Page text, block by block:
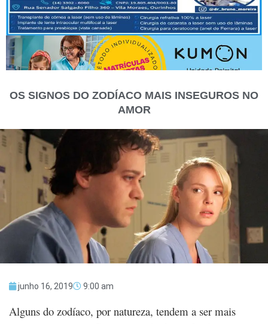
OS SIGNOS DO ZODÍACO MAIS INSEGUROS NO
AMOR
junho 16, 2019 9:00 am
Alguns do zodíaco, por natureza, tendem a ser mais